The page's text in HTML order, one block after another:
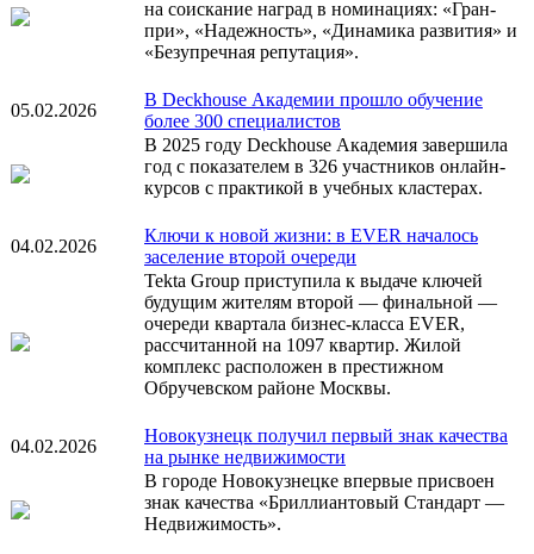
на соискание наград в номинациях: «Гран-
при», «Надежность», «Динамика развития» и
«Безупречная репутация».
05.02.2026
В Deckhouse Академии прошло обучение
более 300 специалистов
В 2025 году Deckhouse Академия завершила
год с показателем в 326 участников онлайн-
курсов с практикой в учебных кластерах.
04.02.2026
Ключи к новой жизни: в EVER началось
заселение второй очереди
Tekta Group приступила к выдаче ключей
будущим жителям второй — финальной —
очереди квартала бизнес-класса EVER,
рассчитанной на 1097 квартир. Жилой
комплекс расположен в престижном
Обручевском районе Москвы.
04.02.2026
Новокузнецк получил первый знак качества
на рынке недвижимости
В городе Новокузнецке впервые присвоен
знак качества «Бриллиантовый Стандарт —
Недвижимость».